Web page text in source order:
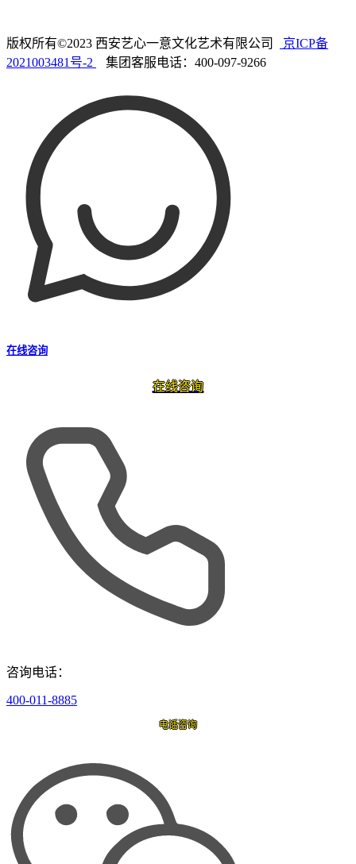
版权所有©2023 西安艺心一意文化艺术有限公司
京ICP备
2021003481号-2
集团客服电话：400-097-9266
在线咨询
在线咨询
咨询电话：
400-011-8885
电话咨询